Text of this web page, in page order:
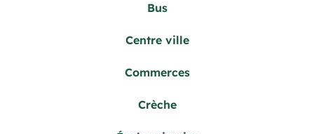
Bus
Centre ville
Commerces
Crèche